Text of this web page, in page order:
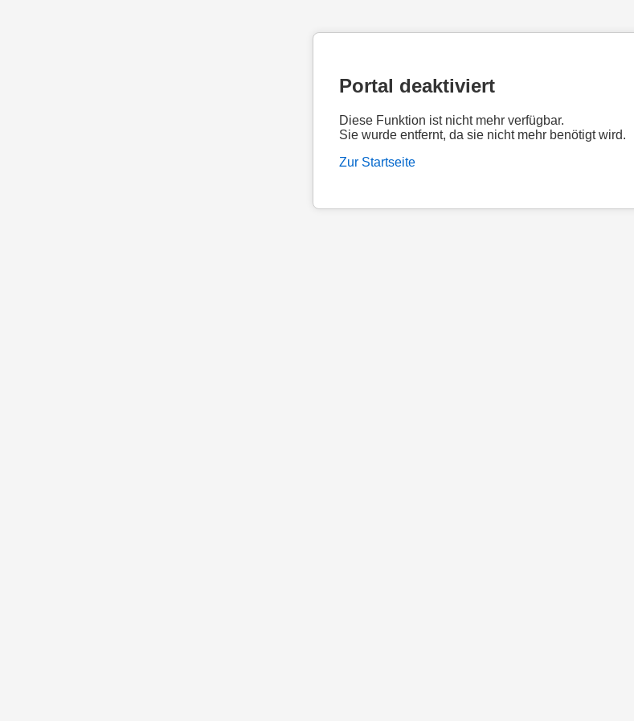
Portal deaktiviert
Diese Funktion ist nicht mehr verfügbar.
Sie wurde entfernt, da sie nicht mehr benötigt wird.
Zur Startseite